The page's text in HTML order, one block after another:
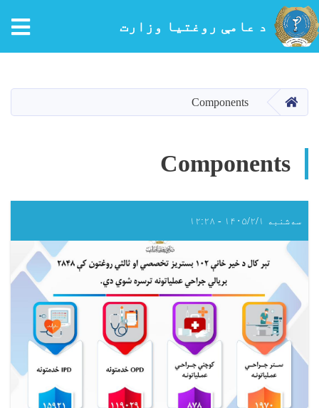
د عامې روغتیا وزارت
کور Components
Components
سه‌شنبه ۱۴۰۵/۲/۱ - ۱۲:۲۸